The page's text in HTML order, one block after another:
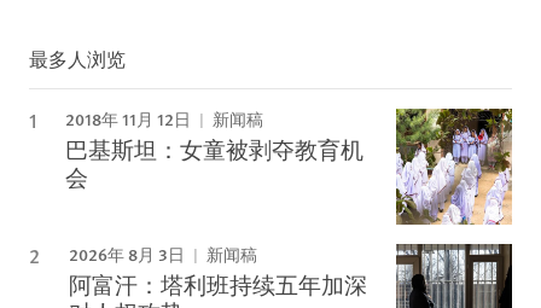
最多人浏览
2018年 11月 12日 新闻稿
巴基斯坦：女童被剥夺教育机
会
2026年 8月 3日 新闻稿
阿富汗：塔利班持续五年加深